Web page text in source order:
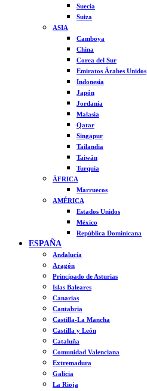
Suecia
Suiza
ASIA
Camboya
China
Corea del Sur
Emiratos Árabes Unidos
Indonesia
Japón
Jordania
Malasia
Qatar
Singapur
Tailandia
Taiwán
Turquía
ÁFRICA
Marruecos
AMÉRICA
Estados Unidos
México
República Dominicana
ESPAÑA
Andalucía
Aragón
Principado de Asturias
Islas Baleares
Canarias
Cantabria
Castilla-La Mancha
Castilla y León
Cataluña
Comunidad Valenciana
Extremadura
Galicia
La Rioja